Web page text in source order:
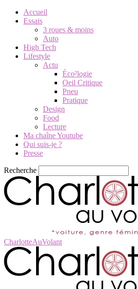
Accueil
Essais
3 roues & moins
Auto
High Tech
Lifestyle
Actu
Éco²logie
Oeil Critique
Pneu
Pratique
Design
Food
Lecture
Ma chaîne Youtube
Qui suis-je ?
Presse
Recherche
CharlotteAuVolant